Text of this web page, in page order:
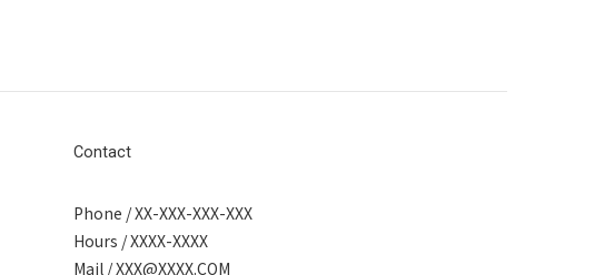
Contact
Phone / XX-XXX-XXX-XXX
Hours / XXXX-XXXX
Mail / XXX@XXXX.COM